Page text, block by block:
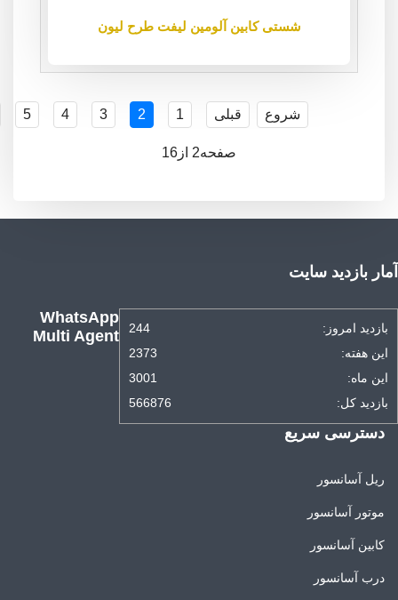
شستی کابین آلومین لیفت طرح لیون
شروع قبلی 1
2
3
4
5
صفحه2 از16
آمار بازدید سایت
بازدید امروز:
244
این هفته:
2373
این ماه:
3001
بازدید کل:
566876
WhatsApp
Multi Agent
دسترسی سریع
ریل آسانسور
موتور آسانسور
کابین آسانسور
درب آسانسور